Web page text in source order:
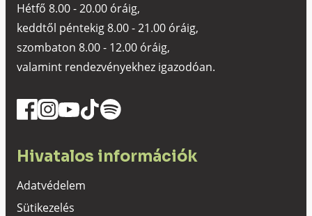
Hétfő 8.00 - 20.00 óráig,
keddtől péntekig 8.00 - 21.00 óráig,
szombaton 8.00 - 12.00 óráig,
valamint rendezvényekhez igazodóan.
Hivatalos információk
Adatvédelem
Sütikezelés